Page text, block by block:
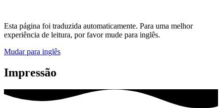
Esta página foi traduzida automaticamente. Para uma melhor
experiência de leitura, por favor mude para inglês.
Mudar para inglês
Impressão